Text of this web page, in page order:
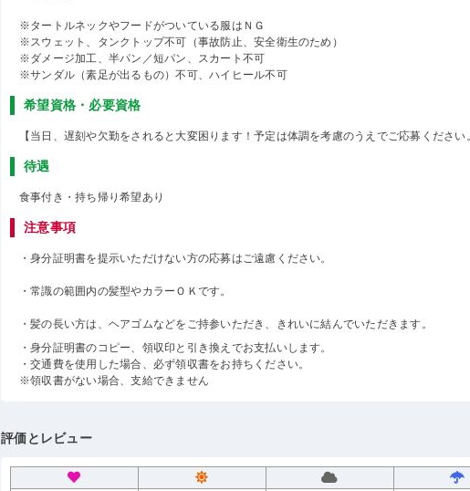
※タートルネックやフードがついている服はＮＧ
※スウェット、タンクトップ不可（事故防止、安全衛生のため）
※ダメージ加工、半パン／短パン、スカート不可
※サンダル（素足が出るもの）不可、ハイヒール不可
希望資格・必要資格
【当日、遅刻や欠勤をされると大変困ります！予定は体調を考慮のうえでご応募ください
待遇
食事付き・持ち帰り希望あり
注意事項
・身分証明書を提示いただけない方の応募はご遠慮ください。
・常識の範囲内の髪型やカラーＯＫです。
・髪の長い方は、ヘアゴムなどをご持参いただき、きれいに結んでいただきます。
・身分証明書のコピー、領収印と引き換えでお支払いします。
・交通費を使用した場合、必ず領収書をお持ちください。
※領収書がない場合、支給できません
評価とレビュー